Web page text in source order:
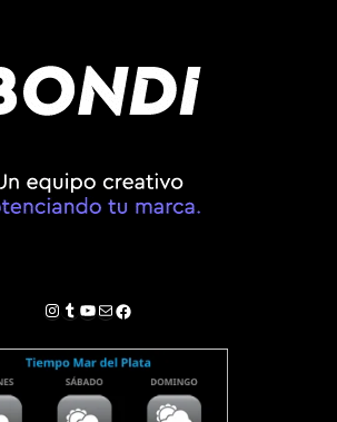
Instagram
Tumblr
YouTube
Correo electrónico
Facebook